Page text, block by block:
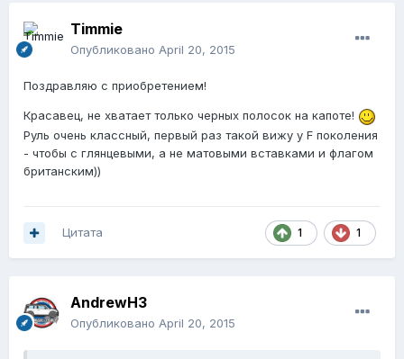
Timmie
Опубликовано April 20, 2015
Поздравляю с приобретением!
Красавец, не хватает только черных полосок на капоте!
Руль очень классный, первый раз такой вижу у F поколения
- чтобы с глянцевыми, а не матовыми вставками и флагом
британским))
1 1
Цитата
AndrewH3
Опубликовано April 20, 2015